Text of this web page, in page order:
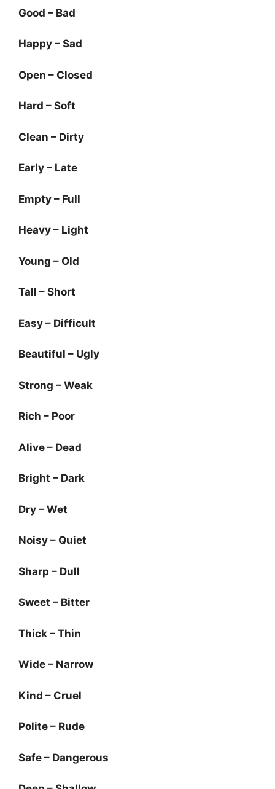
Good – Bad
Happy – Sad
Open – Closed
Hard – Soft
Clean – Dirty
Early – Late
Empty – Full
Heavy – Light
Young – Old
Tall – Short
Easy – Difficult
Beautiful – Ugly
Strong – Weak
Rich – Poor
Alive – Dead
Bright – Dark
Dry – Wet
Noisy – Quiet
Sharp – Dull
Sweet – Bitter
Thick – Thin
Wide – Narrow
Kind – Cruel
Polite – Rude
Safe – Dangerous